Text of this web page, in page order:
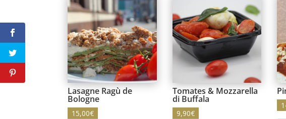
Lasagne Ragù de
Bologne
15,00€
Tomates & Mozzarella
di Buffala
9,90€